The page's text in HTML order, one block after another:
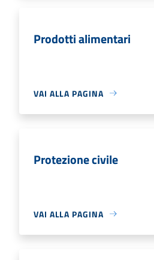
Prodotti alimentari
VAI ALLA PAGINA
Protezione civile
VAI ALLA PAGINA